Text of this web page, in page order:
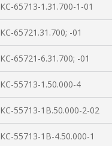
КС-65713-1.31.700-1-01
КС-65721.31.700; -01
КС-65721-6.31.700; -01
КС-55713-1.50.000-4
КС-55713-1В.50.000-2-02
КС-55713-1В-4.50.000-1